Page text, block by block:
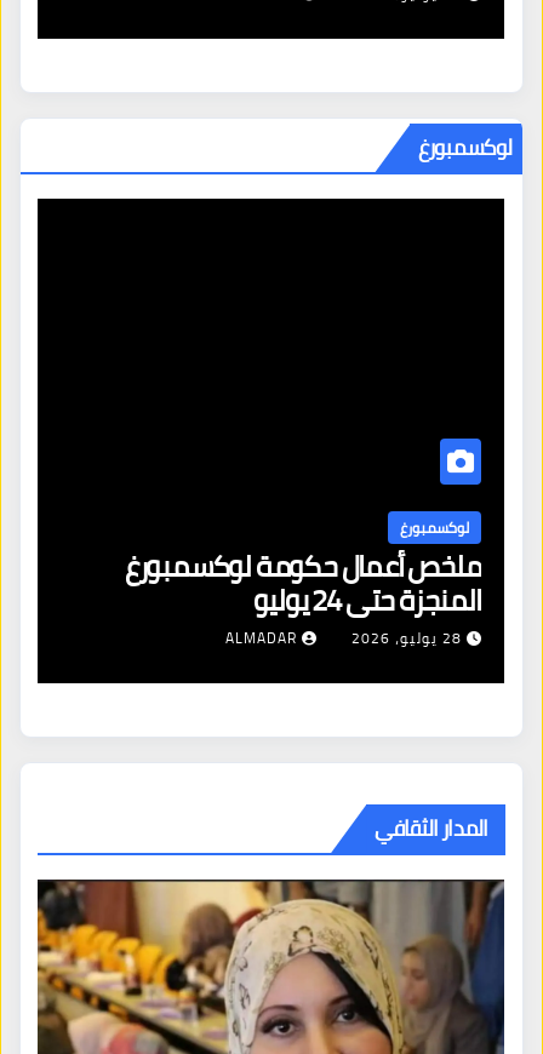
لوكسمبورغ
لوكسمبورغ
ملخص أعمال حكومة لوكسمبورغ
المنجزة حتى 24 يوليو
28 يوليو، 2026 ALMADAR
المدار الثقافي